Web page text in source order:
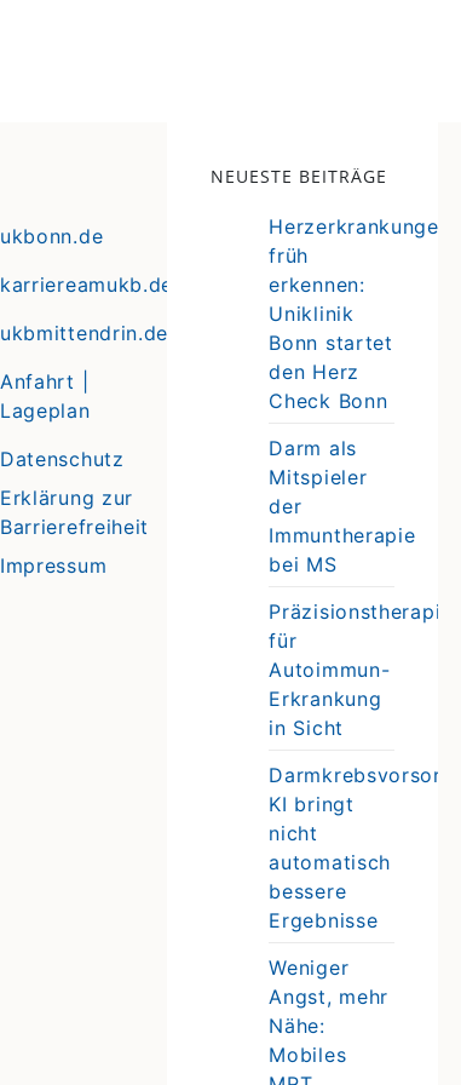
ukbonn.de
karriereamukb.de
ukbmittendrin.de
Anfahrt |
Lageplan
Datenschutz
Erklärung zur
Barrierefreiheit
Impressum
NEUESTE BEITRÄGE
Herzerkrankungen
früh
erkennen:
Uniklinik
Bonn startet
den Herz
Check Bonn
Darm als
Mitspieler
der
Immuntherapie
bei MS
Präzisionstherapie
für
Autoimmun-
Erkrankung
in Sicht
Darmkrebsvorsorge:
KI bringt
nicht
automatisch
bessere
Ergebnisse
Weniger
Angst, mehr
Nähe:
Mobiles